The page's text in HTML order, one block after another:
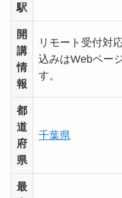
駅
開
講
情
報
リモート受付対
込みはWebペー
す。
都
道
府
県
千葉県
最